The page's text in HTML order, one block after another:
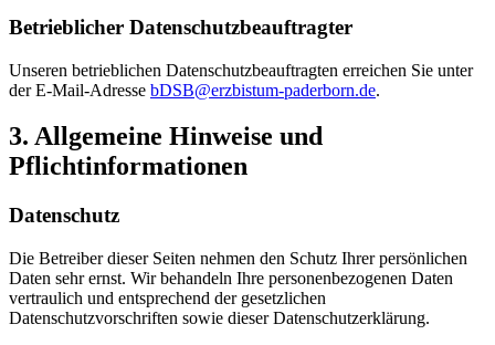
Betrieblicher Datenschutzbeauftragter
Unseren betrieblichen Datenschutzbeauftragten erreichen Sie unter
der E-Mail-Adresse bDSB@erzbistum-paderborn.de.
3. Allgemeine Hinweise und
Pflichtinformationen
Datenschutz
Die Betreiber dieser Seiten nehmen den Schutz Ihrer persönlichen
Daten sehr ernst. Wir behandeln Ihre personenbezogenen Daten
vertraulich und entsprechend der gesetzlichen
Datenschutzvorschriften sowie dieser Datenschutzerklärung.